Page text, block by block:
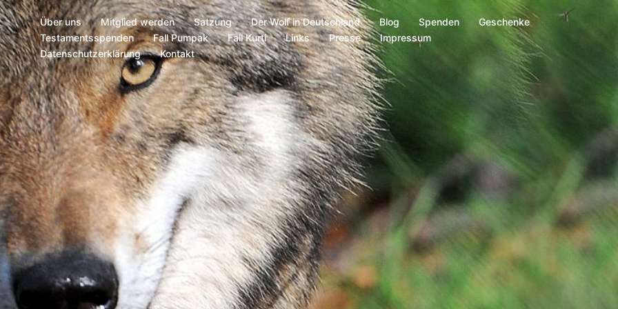
Über uns Mitglied werden Satzung Der Wolf in Deutschland Blog Spenden
Geschenke
Testamentsspenden
Fall Pumpak Fall Kurti Links Presse
Impressum
Datenschutzerklärung
Kontakt